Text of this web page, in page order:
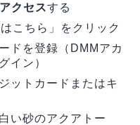
クセスする
こちら」をクリック
ドを登録（DMMアカ
イン）
ットカードまたはキ
い砂のアクアトー